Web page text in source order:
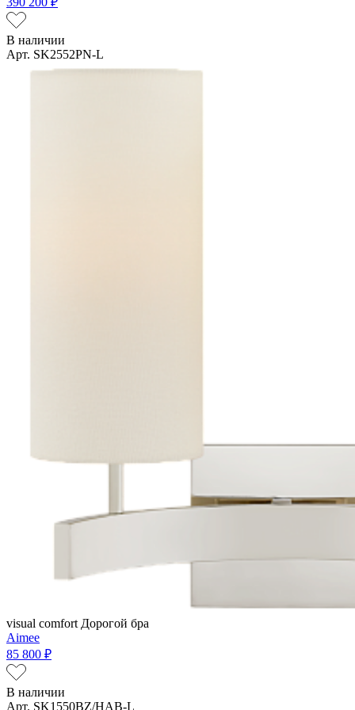
В наличии
Арт. SK2552PN-L
visual comfort Дорогой бра
Aimee
85 800 ₽
В наличии
Арт. SK1550BZ/HAB-L